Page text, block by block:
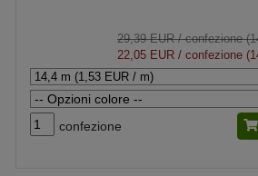
29,39 EUR/ confezione
22,05 EUR / confezione
confezione